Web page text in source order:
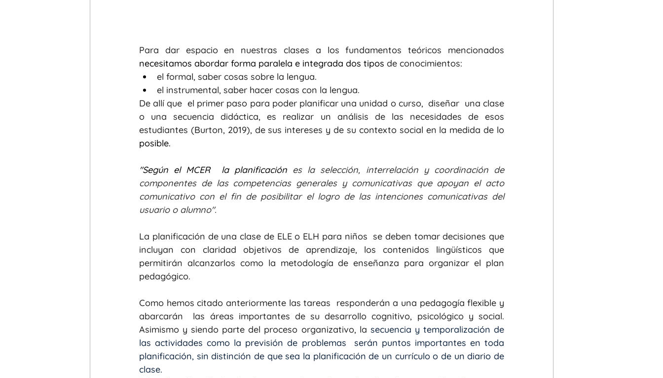
necesitamos abordar forma paralela e integrada dos tipos de conocimientos:
el formal, saber cosas sobre la lengua.
el instrumental, saber hacer cosas con la lengua.
De allí que  el primer paso para poder planificar una unidad o curso,  diseñar  una clase
o una secuencia didáctica, es realizar un análisis de las necesidades de esos
posible.
"Según el MCER  la planificación es la selección, interrelación y coordinación de
componentes de las competencias generales y comunicativas que apoyan el acto
comunicativo con el fin de posibilitar el logro de las intenciones comunicativas del
usuario o alumno".
La planificación de una clase de ELE o ELH para niños  se deben tomar decisiones que
incluyan con claridad objetivos de aprendizaje, los contenidos lingüísticos que
permitirán alcanzarlos como la metodología de enseñanza para organizar el plan
pedagógico.
Como hemos citado anteriormente las tareas  responderán a una pedagogía flexible y
abarcarán  las áreas importantes de su desarrollo cognitivo, psicológico y social.
Asimismo y siendo parte del proceso organizativo, la secuencia y temporalización de
las actividades como la previsión de problemas  serán puntos importantes en toda
planificación, sin distinción de que sea la planificación de un currículo o de un diario de
clase.